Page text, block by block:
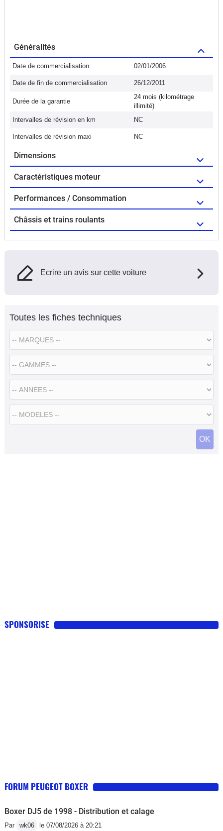
Généralités
Date de commercialisation 02/01/2006
Date de fin de commercialisation 26/12/2011
Durée de la garantie
24 mois (kilométrage
illimité)
Intervalles de révision en km
NC
Intervalles de révision maxi NC
Dimensions
Caractéristiques moteur
Performances / Consommation
Châssis et trains roulants
Ecrire un avis sur cette voiture
Toutes les fiches techniques
SPONSORISE
FORUM PEUGEOT BOXER
Boxer DJ5 de 1998 - Distribution et calage
Par wk06 le 07/08/2026 à 20:21